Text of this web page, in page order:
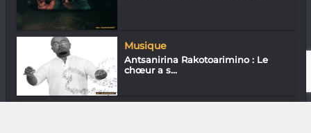
Musique
Antsanirina Rakotoarimino : Le
chœur a s...